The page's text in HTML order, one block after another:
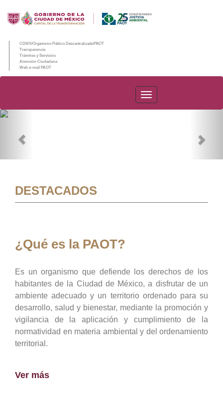
CDMX/Organismo Público Descentralizado/PAOT
Transparencia
Trámites y Servicios
Atención Ciudadana
Web e-mail PAOT
PAOT
DESTACADOS
¿Qué es la PAOT?
Es un organismo que defiende los derechos de los
habitantes de la Ciudad de México, a disfrutar de un
ambiente adecuado y un territorio ordenado para su
desarrollo, salud y bienestar, mediante la promoción y
vigilancia de la aplicación y cumplimiento de la
normatividad en materia ambiental y del ordenamiento
territorial.
Ver más